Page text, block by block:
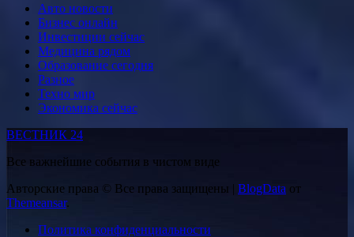
Авто новости
Бизнес онлайн
Инвестиции сейчас
Медицина рядом
Образование сегодня
Разное
Техно мир
Экономика сейчас
ВЕСТНИК 24
Все важнейшие события в чистом виде
Авторские права © Все права защищены | BlogData от
Themeansar.
Политика конфиденциальности